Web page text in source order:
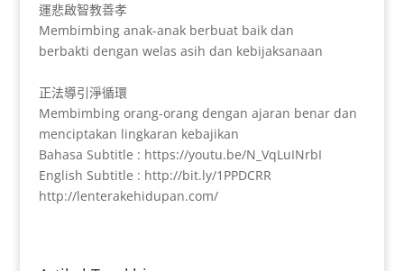
運悲啟智教善孝
Membimbing anak-anak berbuat baik dan
berbakti dengan welas asih dan kebijaksanaan
正法導引淨循環
Membimbing orang-orang dengan ajaran benar dan
menciptakan lingkaran kebajikan
Bahasa Subtitle : https://youtu.be/N_VqLuINrbI
English Subtitle : http://bit.ly/1PPDCRR
http://lenterakehidupan.com/